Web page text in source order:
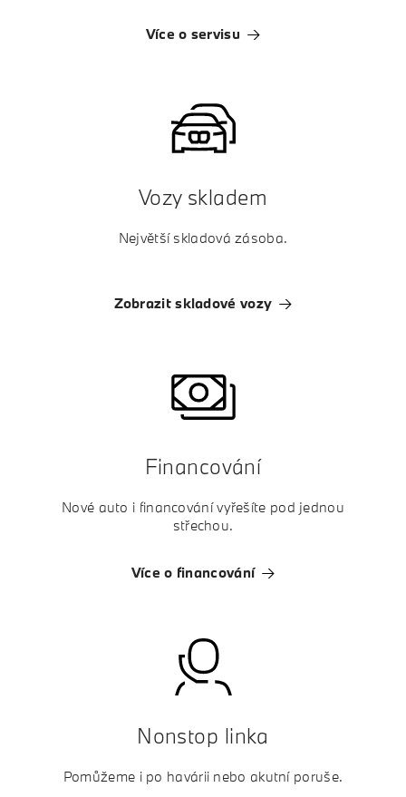
Více o servisu
Vozy skladem
Největší skladová zásoba.
Zobrazit skladové vozy
Financování
Nové auto i financování vyřešíte pod jednou
střechou.
Více o financování
Nonstop linka
Pomůžeme i po havárii nebo akutní poruše.